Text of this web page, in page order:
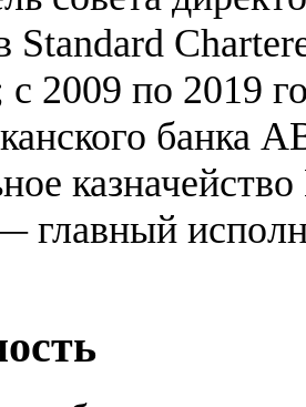
Standard
2009 по 2019
банка
главный